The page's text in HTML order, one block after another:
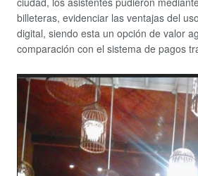
billeteras, evidenciar las ventajas del
digital, siendo esta un opción de valor
comparación con el sistema de pagos